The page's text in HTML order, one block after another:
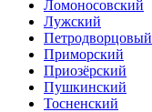
Ломоносовский
Лужский
Петродворцовый
Приморский
Приозёрский
Пушкинский
Тосненский